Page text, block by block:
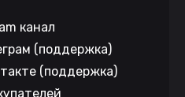
канал
(поддержка)
(поддержка)